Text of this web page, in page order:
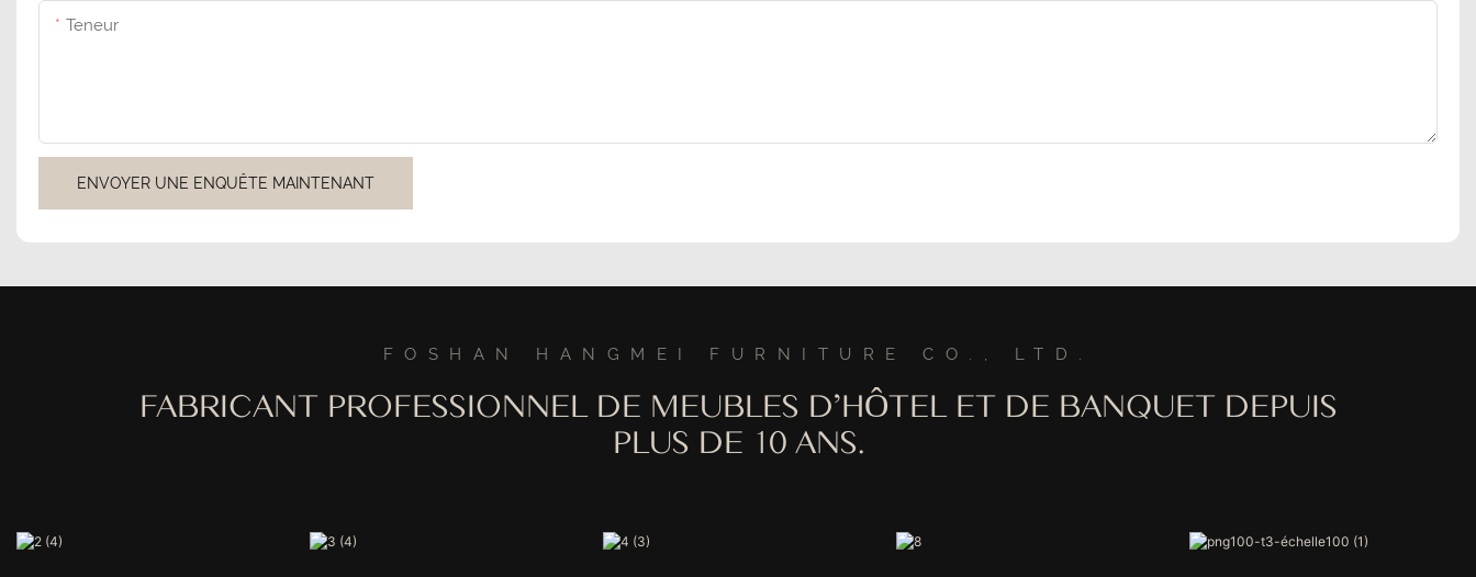
Teneur
ENVOYER UNE ENQUÊTE MAINTENANT
FOSHAN HANGMEI FURNITURE CO., LTD.
FABRICANT PROFESSIONNEL DE MEUBLES D'HÔTEL ET DE BANQUET DEPUIS
PLUS DE 10 ANS.